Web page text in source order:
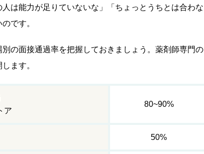
は能力が足りていないな」「ちょっとうちとは合わな
です。
の面接通過率を把握しておきましょう。薬剤師専門の
ます。
ア
80~90%
50%